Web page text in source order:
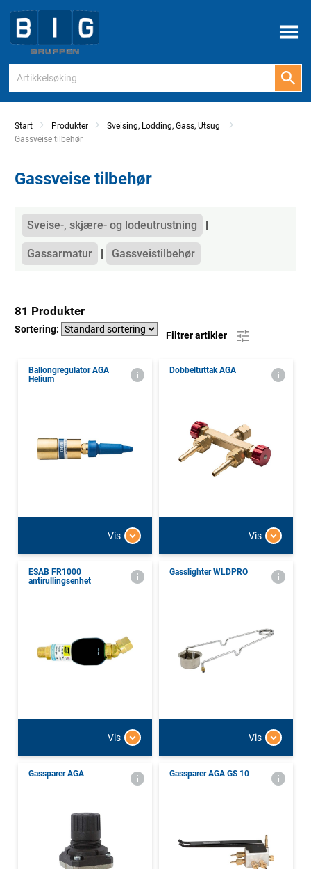
Meny
Start Produkter
Sveising, Lodding, Gass, Utsug
Current:
Gassveise tilbehør
Gassveise tilbehør
Kategorier
Sveise-, skjære- og lodeutrustning
Gassarmatur Gassveistilbehør
81 Produkter
Sortering:
Filtrer artikler
Ballongregulator AGA
Helium
Vis
Dobbeltuttak AGA
Vis
ESAB FR1000
antirullingsenhet
Vis
Gasslighter WLDPRO
Vis
Gassparer AGA Gassparer AGA GS 10